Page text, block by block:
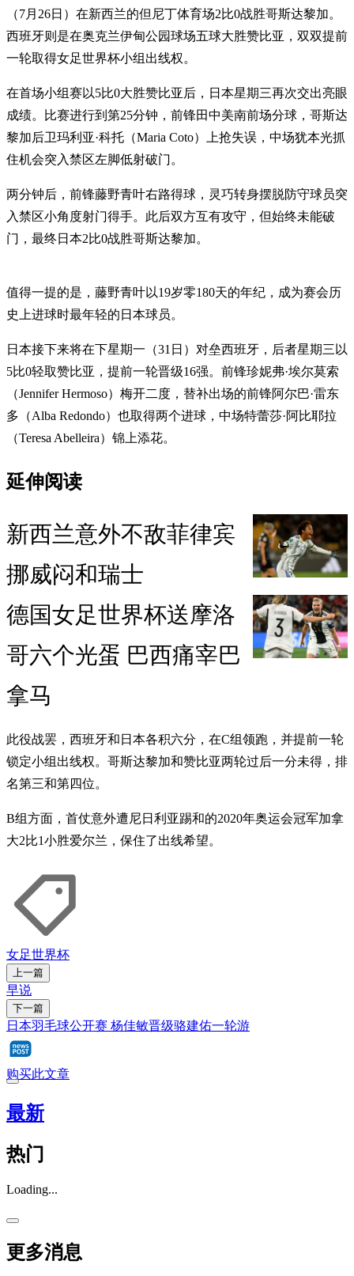
（7月26日）在新西兰的但尼丁体育场2比0战胜哥斯达黎加。
西班牙则是在奥克兰伊甸公园球场五球大胜赞比亚，双双提前
一轮取得女足世界杯小组出线权。
在首场小组赛以5比0大胜赞比亚后，日本星期三再次交出亮眼
成绩。比赛进行到第25分钟，前锋田中美南前场分球，哥斯达
黎加后卫玛利亚·科托（Maria Coto）上抢失误，中场犹本光抓
住机会突入禁区左脚低射破门。
两分钟后，前锋藤野青叶右路得球，灵巧转身摆脱防守球员突
入禁区小角度射门得手。此后双方互有攻守，但始终未能破
门，最终日本2比0战胜哥斯达黎加。
值得一提的是，藤野青叶以19岁零180天的年纪，成为赛会历
史上进球时最年轻的日本球员。
日本接下来将在下星期一（31日）对垒西班牙，后者星期三以
5比0轻取赞比亚，提前一轮晋级16强。前锋珍妮弗·埃尔莫索
（Jennifer Hermoso）梅开二度，替补出场的前锋阿尔巴·雷东
多（Alba Redondo）也取得两个进球，中场特蕾莎·阿比耶拉
（Teresa Abelleira）锦上添花。
延伸阅读
新西兰意外不敌菲律宾
挪威闷和瑞士
德国女足世界杯送摩洛
哥六个光蛋 巴西痛宰巴
拿马
此役战罢，西班牙和日本各积六分，在C组领跑，并提前一轮
锁定小组出线权。哥斯达黎加和赞比亚两轮过后一分未得，排
名第三和第四位。
B组方面，首仗意外遭尼日利亚踢和的2020年奥运会冠军加拿
大2比1小胜爱尔兰，保住了出线希望。
女足世界杯
上一篇
早说
下一篇
日本羽毛球公开赛 杨佳敏晋级骆建佑一轮游
购买此文章
最新
热门
Loading...
更多消息